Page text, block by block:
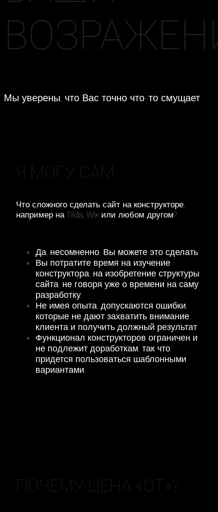
Мы уверены, что Вас точно что-то смущает
Я МОГУ САМ
Что сложного сделать сайт на конструкторе,
например на Tilda, Wix или любом другом?
Да, несомненно, Вы можете это сделать.
Вы потратите время на изучение
конструктора, на изобретение структуры
сайта, не говоря уже о времени на саму
разработку.
Не имея опыта, допускаются ошибки,
которые не дают захватить внимание
клиента и получить должный результат.
Функционал конструкторов ограничен и
не подлежит доработкам, так что
придется пользоваться шаблонными
вариантами.
ПОЧЕМУ ЦЕНА «ОТ»?